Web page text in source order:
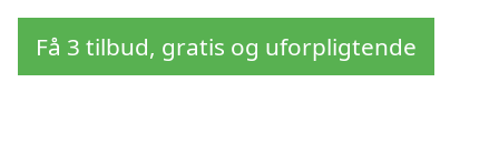
Få 3 tilbud, gratis og uforpligtende